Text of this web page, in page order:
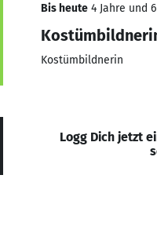
Bis heute 4 Jahre und
Kostümbildnerin
Logg Dich jetzt